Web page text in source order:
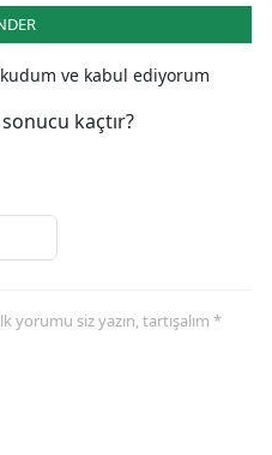
ve kabul ediyorum
kaçtır?
yorumu siz yazın, tartışalım *